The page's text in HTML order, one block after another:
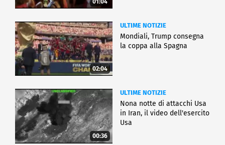
02:04
ULTIME NOTIZIE
Mondiali, Trump consegna
la coppa alla Spagna
00:36
ULTIME NOTIZIE
Nona notte di attacchi Usa
in Iran, il video dell'esercito
Usa